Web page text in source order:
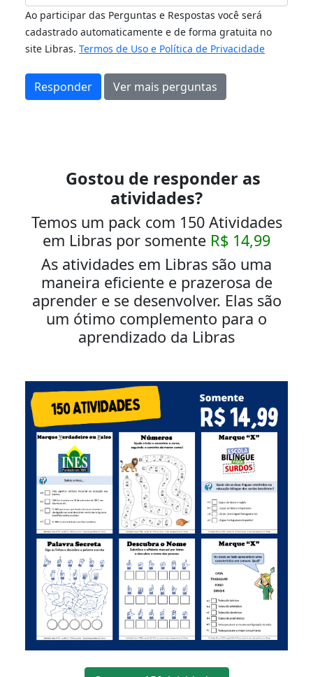
Ao participar das Perguntas e Respostas você será
cadastrado automaticamente e de forma gratuita no
site Libras. Termos de Uso e Política de Privacidade
Responder Ver mais perguntas
Gostou de responder as
atividades?
Temos um pack com 150 Atividades
em Libras por somente R$ 14,99
As atividades em Libras são uma
maneira eficiente e prazerosa de
aprender e se desenvolver. Elas são
um ótimo complemento para o
aprendizado da Libras